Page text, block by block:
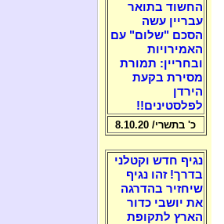
החשוד בתואר
עבריין עשה
הסכם "שלום" עם
האמירויות
ובחריין: תמורת
מסירת בקעת
הירדן
לפלסטינים!!
כ' בתשרי/ 8.10.20
נגיף חדש וקטלני
בדרך! זהו נגיף
שיחזיר בהדרגה
את יושבי כדור
הארץ לתקופת